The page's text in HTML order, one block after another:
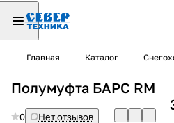
Главная Каталог
Полумуфта БАРС RM
0 Нет отзывов